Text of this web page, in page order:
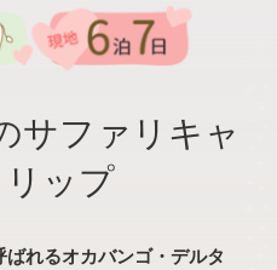
サファリキャ
ップ
ばれるオカバンゴ・デルタ